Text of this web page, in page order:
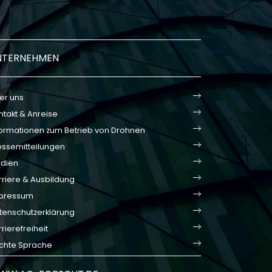
uns
& Anreise
zum Betrieb von Drohnen
& Ausbildung
Sprache